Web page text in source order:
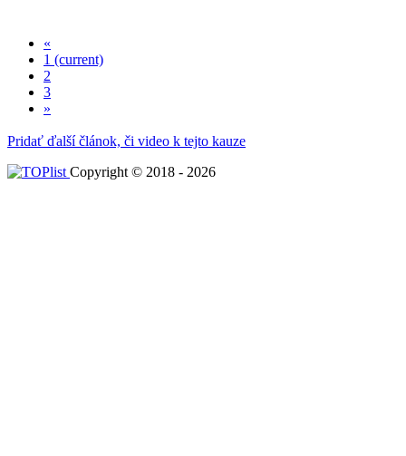
«
1 (current)
2
3
»
Pridať ďalší článok, či video k tejto kauze
Copyright © 2018 - 2026